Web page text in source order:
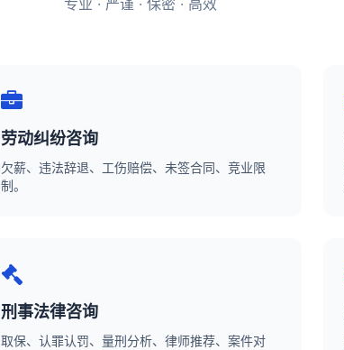
专业 · 严谨 · 保密 · 高效
劳动纠纷咨询
欠薪、违法辞退、工伤赔偿、未签合同、竞业限
制。
刑事法律咨询
取保、认罪认罚、量刑分析、律师推荐、案件对